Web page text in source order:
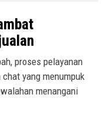
proses pelayanan
yang menumpuk
menangani